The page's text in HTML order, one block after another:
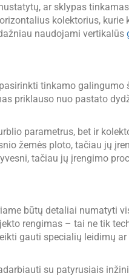
ar sklypas
kolektorius, kurie
naudojami vertikalūs
tinkamo galingumo
priklauso nuo pastato
parametrus, bet ir
žemės ploto, tačiau jų
tačiau jų įrengimo
būtų detaliai numatyti
rengimas – tai ne tik
gauti specialių leidimų ar
su patyrusiais